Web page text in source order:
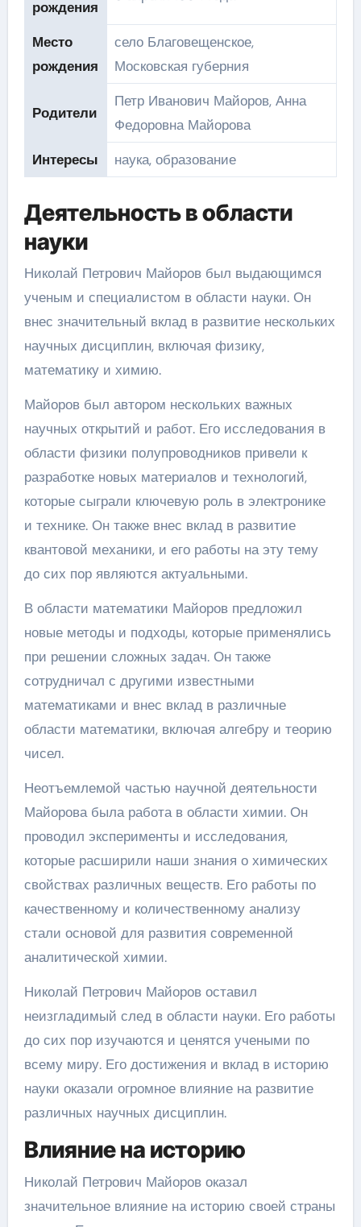
рождения
Место
рождения
село Благовещенское,
Московская губерния
Родители
Петр Иванович Майоров, Анна
Федоровна Майорова
Интересы
наука, образование
Деятельность в области
науки
Николай Петрович Майоров был выдающимся
ученым и специалистом в области науки. Он
внес значительный вклад в развитие нескольких
научных дисциплин, включая физику,
математику и химию.
Майоров был автором нескольких важных
научных открытий и работ. Его исследования в
области физики полупроводников привели к
разработке новых материалов и технологий,
которые сыграли ключевую роль в электронике
и технике. Он также внес вклад в развитие
квантовой механики, и его работы на эту тему
до сих пор являются актуальными.
В области математики Майоров предложил
новые методы и подходы, которые применялись
при решении сложных задач. Он также
сотрудничал с другими известными
математиками и внес вклад в различные
области математики, включая алгебру и теорию
чисел.
Неотъемлемой частью научной деятельности
Майорова была работа в области химии. Он
проводил эксперименты и исследования,
которые расширили наши знания о химических
свойствах различных веществ. Его работы по
качественному и количественному анализу
стали основой для развития современной
аналитической химии.
Николай Петрович Майоров оставил
неизгладимый след в области науки. Его работы
до сих пор изучаются и ценятся учеными по
всему миру. Его достижения и вклад в историю
науки оказали огромное влияние на развитие
различных научных дисциплин.
Влияние на историю
Николай Петрович Майоров оказал
значительное влияние на историю своей страны